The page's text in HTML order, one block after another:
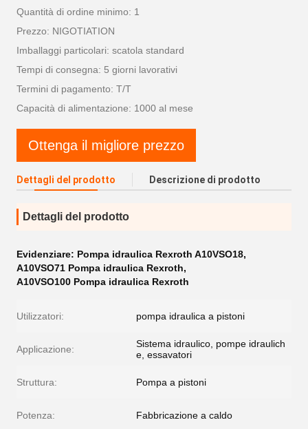
Quantità di ordine minimo: 1
Prezzo: NIGOTIATION
Imballaggi particolari: scatola standard
Tempi di consegna: 5 giorni lavorativi
Termini di pagamento: T/T
Capacità di alimentazione: 1000 al mese
Ottenga il migliore prezzo
Dettagli del prodotto Descrizione di prodotto
Dettagli del prodotto
Evidenziare: Pompa idraulica Rexroth A10VSO18,
A10VSO71 Pompa idraulica Rexroth,
A10VSO100 Pompa idraulica Rexroth
Utilizzatori: pompa idraulica a pistoni
Applicazione:
Sistema idraulico, pompe idraulich
e, essavatori
Struttura: Pompa a pistoni
Potenza: Fabbricazione a caldo